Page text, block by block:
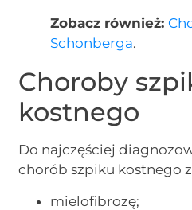
Zobacz również:
Schonberga.
Choroby
kostnego
Do najczęściej
chorób szpiku kostnego
mielofibrozę;